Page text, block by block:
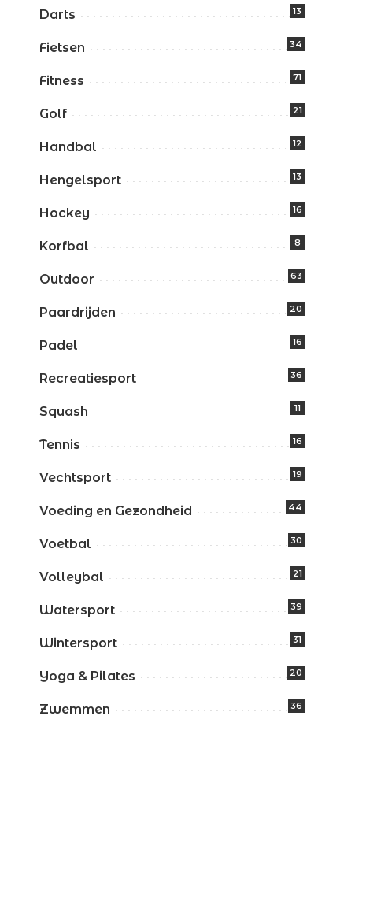
Darts 13
Fietsen 34
Fitness 71
Golf 21
Handbal 12
Hengelsport 13
Hockey 16
Korfbal 8
Outdoor 63
Paardrijden 20
Padel 16
Recreatiesport 36
Squash 11
Tennis 16
Vechtsport 19
Voeding en Gezondheid 44
Voetbal 30
Volleybal 21
Watersport 39
Wintersport 31
Yoga & Pilates 20
Zwemmen 36